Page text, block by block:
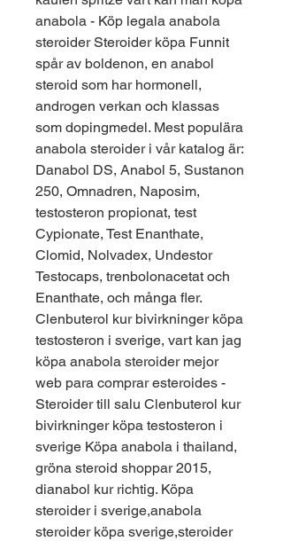
anabola - Köp legala anabola
steroider Steroider köpa Funnit
spår av boldenon, en anabol
steroid som har hormonell,
androgen verkan och klassas
som dopingmedel. Mest populära
anabola steroider i vår katalog är:
Danabol DS, Anabol 5, Sustanon
250, Omnadren, Naposim,
testosteron propionat, test
Cypionate, Test Enanthate,
Clomid, Nolvadex, Undestor
Testocaps, trenbolonacetat och
Enanthate, och många fler.
Clenbuterol kur bivirkninger köpa
testosteron i sverige, vart kan jag
köpa anabola steroider mejor
web para comprar esteroides -
Steroider till salu Clenbuterol kur
bivirkninger köpa testosteron i
sverige Köpa anabola i thailand,
gröna steroid shoppar 2015,
dianabol kur richtig. Köpa
steroider i sverige,anabola
steroider köpa sverige,steroider